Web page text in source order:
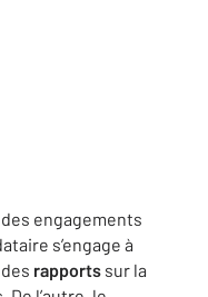
engagements
s’engage à
rapports sur la